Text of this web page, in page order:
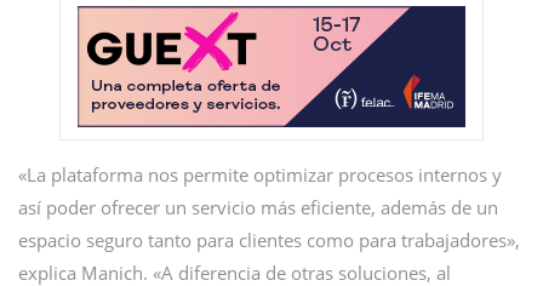
«La plataforma nos permite optimizar procesos internos y
así poder ofrecer un servicio más eficiente, además de un
espacio seguro tanto para clientes como para trabajadores»,
explica Manich. «A diferencia de otras soluciones, al